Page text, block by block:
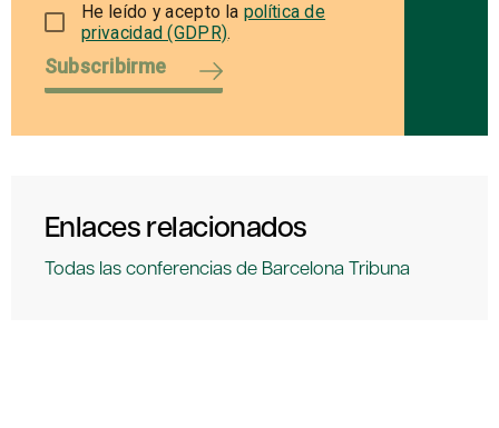
He leído y acepto la política de
privacidad (GDPR).
Subscribirme
Enlaces relacionados
Todas las conferencias de Barcelona Tribuna